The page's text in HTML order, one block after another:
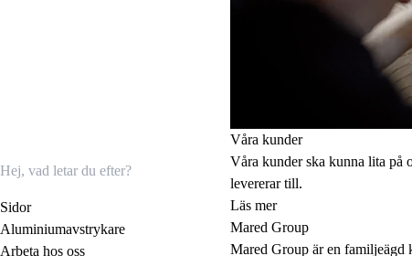
Våra kunder
Våra kunder ska kunna lita på
levererar till.
Läs mer
Mared Group
Mared Group är en familjeägd
Sidor
Aluminiumavstrykare
Arbeta hos oss